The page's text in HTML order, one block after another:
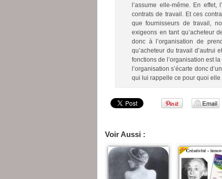
l’assume elle-même. En
contrats de travail. Et ces
que fournisseurs de travail,
exigeons en tant qu’acheteur
donc à l’organisation de
qu’acheteur du travail d’autrui
fonctions de l’organisation est
l’organisation s’écarte donc
qui lui rappelle ce pour quoi elle
Voir Aussi :